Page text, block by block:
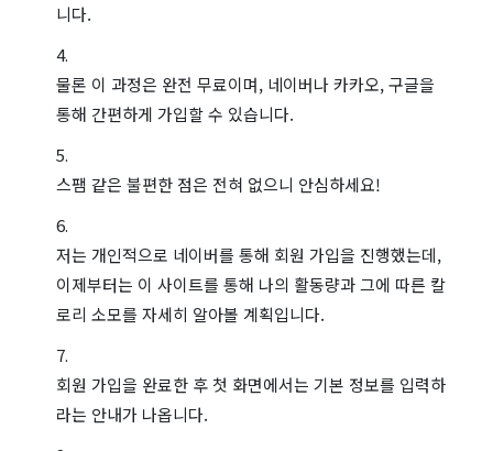
니다.
물론 이 과정은 완전 무료이며, 네이버나 카카오, 구글을
통해 간편하게 가입할 수 있습니다.
스팸 같은 불편한 점은 전혀 없으니 안심하세요!
저는 개인적으로 네이버를 통해 회원 가입을 진행했는데,
이제부터는 이 사이트를 통해 나의 활동량과 그에 따른 칼
로리 소모를 자세히 알아볼 계획입니다.
회원 가입을 완료한 후 첫 화면에서는 기본 정보를 입력하
라는 안내가 나옵니다.